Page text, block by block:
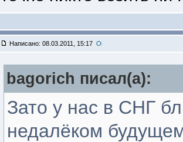
Написано: 08.03.2011, 15:17
bagorich писал(a):
Зато у нас в СНГ
недалёком